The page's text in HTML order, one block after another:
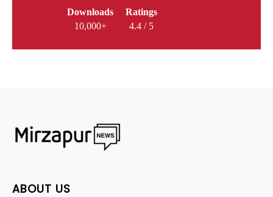
Downloads
10,000+
Ratings
4.4 / 5
ABOUT US